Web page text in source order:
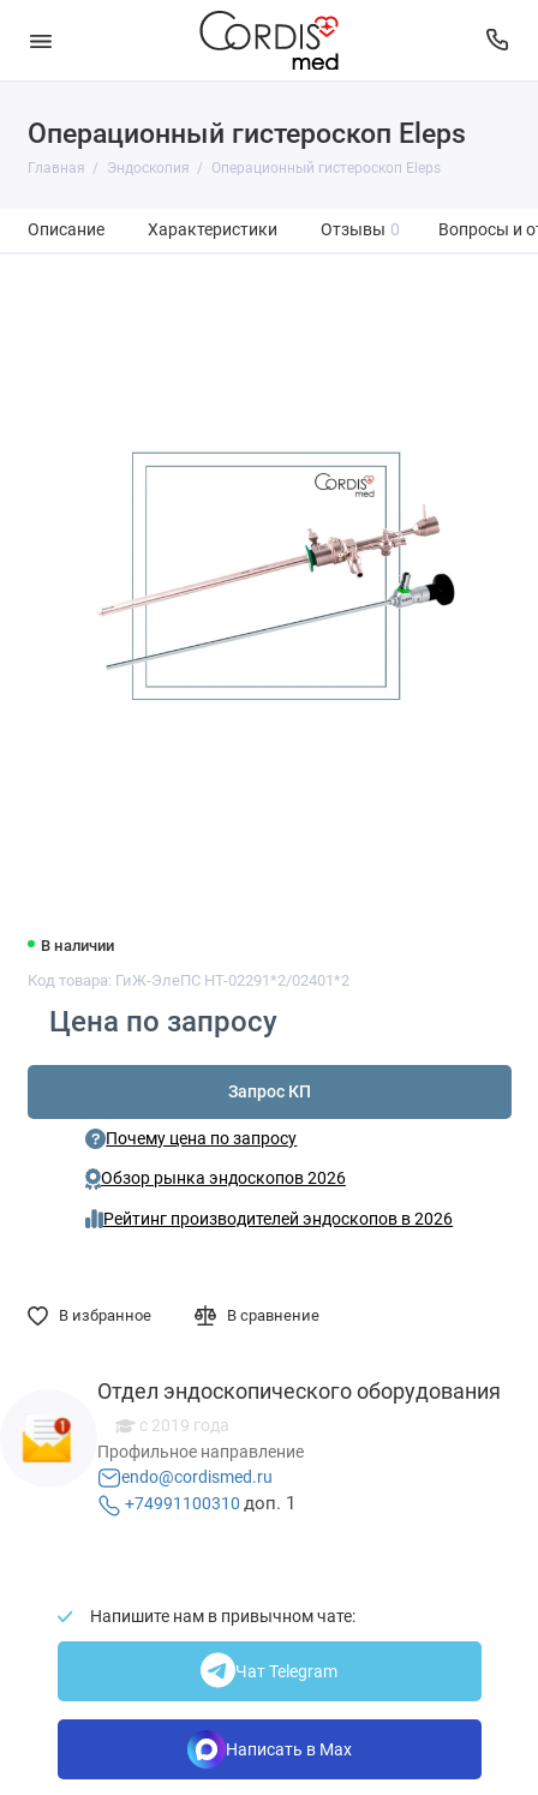
Операционный гистероскоп Eleps
Главная Эндоскопия Операционный гистероскоп Eleps
Описание Характеристики Отзывы 0 Вопросы и
В наличии
Код товара: ГиЖ-ЭлеПС HT-02291*2/02401*2
Цена по запросу
Запрос КП
Почему цена по запросу
Обзор рынка эндоскопов 2026
Рейтинг производителей эндоскопов в 2026
В избранное В сравнение
Отдел эндоскопического оборудования
с 2019 года
Профильное направление
endo@cordismed.ru
+74991100310 доп. 1
Напишите нам в привычном чате:
Чат Telegram
Написать в Max